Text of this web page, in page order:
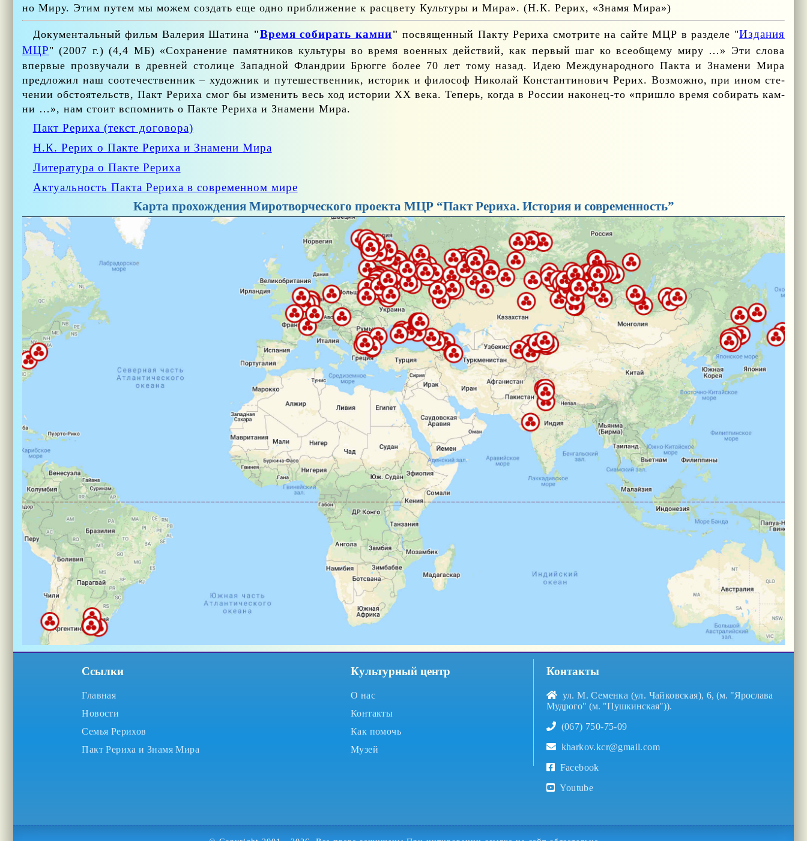
но Ми­ру. Этим пу­тем мы мо­жем со­здать еще од­но при­бли­же­ние к рас­цве­ту Куль­ту­ры и Ми­ра». (Н.К. Ре­рих, «Зна­мя Ми­ра»)
До­ку­мен­таль­ный фильм Ва­ле­рия Ша­ти­на "Вре­мя со­би­рать кам­ни" по­свя­щен­ный Пак­ту Ре­ри­ха смот­ри­те на сай­те МЦР в раз­де­ле "Из­да­ния
МЦР" (2007 г.) (4,4 МБ) «Со­хра­не­ние па­мят­ни­ков куль­ту­ры во вре­мя во­ен­ных дей­ствий, как пер­вый шаг ко все­об­ще­му ми­ру …» Эти сло­ва
впер­вые про­зву­ча­ли в древ­ней сто­ли­це За­пад­ной Фланд­рии Брюг­ге бо­лее 70 лет то­му на­зад. Идею Меж­ду­на­род­но­го Пак­та и Зна­ме­ни Ми­ра
пред­ло­жил наш со­оте­че­ствен­ник – ху­дож­ник и пу­те­ше­ствен­ник, ис­то­рик и фи­ло­соф Ни­ко­лай Кон­стан­ти­но­вич Ре­рих. Воз­мож­но, при ином сте­
че­нии об­сто­я­тельств, Пакт Ре­ри­ха смог бы из­ме­нить весь ход ис­то­рии XX ве­ка. Те­перь, ко­гда в Рос­сии на­ко­нец-то «при­шло вре­мя со­би­рать кам­
ни …», нам сто­ит вспом­нить о Пак­те Ре­ри­ха и Зна­ме­ни Ми­ра.
Пакт Ре­ри­ха (текст до­го­во­ра)
Н.К. Ре­рих о Пак­те Ре­ри­ха и Зна­ме­ни Ми­ра
Ли­те­ра­ту­ра о Пак­те Ре­ри­ха
Ак­ту­аль­ность Пак­та Ре­ри­ха в со­вре­мен­ном ми­ре
Карта прохождения Миротворческого проекта МЦР “Пакт Рериха. История и современность”
Ссылки
Главная
Новости
Семья Рерихов
Пакт Рериха и Знамя Мира
Культурный центр
О нас
Контакты
Как помочь
Музей
Контакты
ул. М. Семенка (ул. Чайковская), 6, (м. "Ярослава
Мудрого" (м. "Пушкинская")).
(067) 750-75-09
kharkov.kcr@gmail.com
Facebook
Youtube